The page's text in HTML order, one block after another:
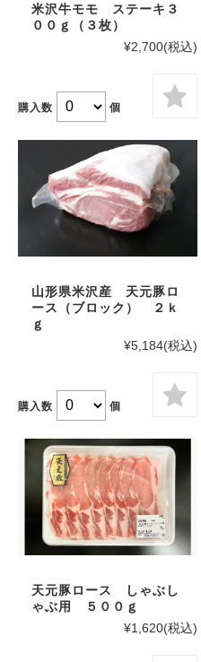
米沢牛モモ ステーキ３
００ｇ（３枚）
¥2,700(税込)
購入数 個
山形県米沢産 天元豚ロ
ース（ブロック） ２ｋ
ｇ
¥5,184(税込)
購入数 個
天元豚ロース しゃぶし
ゃぶ用 ５００ｇ
¥1,620(税込)